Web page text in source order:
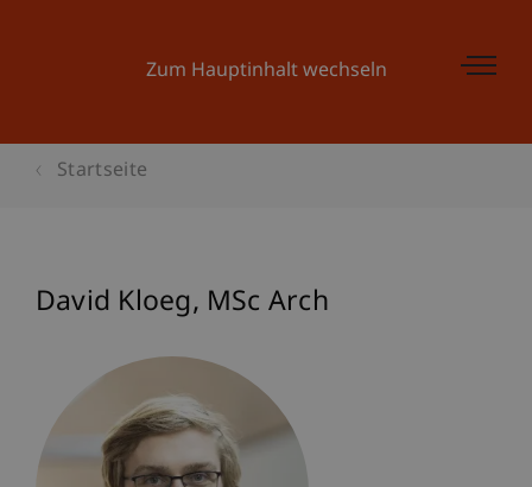
Zum Hauptinhalt wechseln
Startseite
David Kloeg MSc Arch